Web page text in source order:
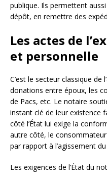
publique. Ils permettent
dépôt, en remettre des
Les actes de
et personnelle
C’est le secteur classique
donations entre époux, les
de Pacs, etc. Le notaire
instant clé de leur existence
côté l’État lui exige la
autre côté, le
par rapport à l’agissement
Les exigences de l’État du